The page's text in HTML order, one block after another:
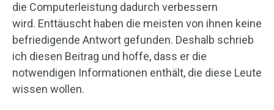
die Computerleistung dadurch verbessern
wird. Enttäuscht haben die meisten von ihnen keine
befriedigende Antwort gefunden. Deshalb schrieb
ich diesen Beitrag und hoffe, dass er die
notwendigen Informationen enthält, die diese Leute
wissen wollen.